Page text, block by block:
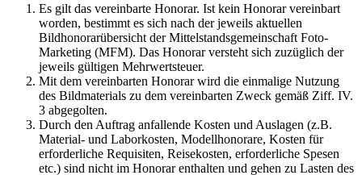
Es gilt das vereinbarte Honorar. Ist kein Honorar vereinbart
worden, bestimmt es sich nach der jeweils aktuellen
Bildhonorarübersicht der Mittelstandsgemeinschaft Foto-
Marketing (MFM). Das Honorar versteht sich zuzüglich der
jeweils gültigen Mehrwertsteuer.
Mit dem vereinbarten Honorar wird die einmalige Nutzung
des Bildmaterials zu dem vereinbarten Zweck gemäß Ziff. IV.
3 abgegolten.
Durch den Auftrag anfallende Kosten und Auslagen (z.B.
Material- und Laborkosten, Modellhonorare, Kosten für
erforderliche Requisiten, Reisekosten, erforderliche Spesen
etc.) sind nicht im Honorar enthalten und gehen zu Lasten des